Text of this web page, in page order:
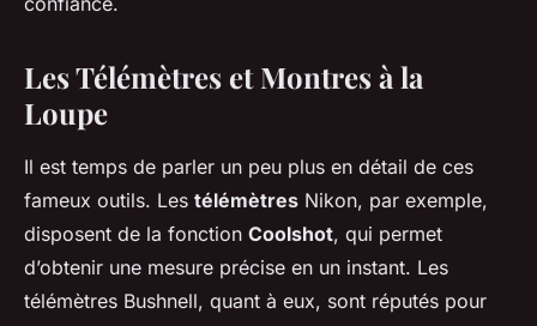
Les Télémètres et Montres à la
Loupe
Il est temps de parler un peu plus en détail de ces
fameux outils. Les télémètres Nikon, par exemple,
disposent de la fonction Coolshot, qui permet
d’obtenir une mesure précise en un instant. Les
télémètres Bushnell, quant à eux, sont réputés pour